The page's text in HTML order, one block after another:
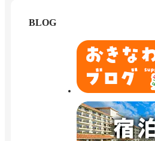
BLOG